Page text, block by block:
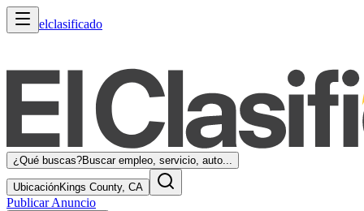
elclasificado
¿Qué buscas?Buscar empleo, servicio, auto...
UbicaciónKings County, CA
Publicar Anuncio